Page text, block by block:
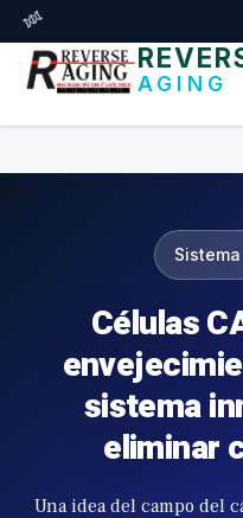
דלג לתוכן הראשי
🧬
AGING
Células
sistema
eliminar
Una idea del campo del